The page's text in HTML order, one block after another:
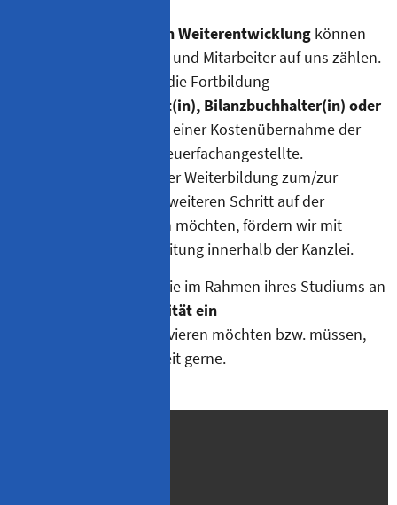
beruflichen Weiterentwicklung können
unsere Mitarbeiterinnen und Mitarbeiter auf uns zählen.
Gerne unterstützen wir die Fortbildung
Steuerfachwirt(in), Bilanzbuchhalter(in) oder
in Form einer Kostenübernahme der
Studiengebühren für Steuerfachangestellte.
Mitarbeitende, die mit der Weiterbildung zum/zur
Steuerberater(in) einen weiteren Schritt auf der
Karriereleiter erklimmen möchten, fördern wir mit
aktiver Prüfungsvorbereitung innerhalb der Kanzlei.
, die im Rahmen ihres Studiums an
OTH oder Universität ein
absolvieren möchten bzw. müssen,
unterstützen wir jederzeit gerne.